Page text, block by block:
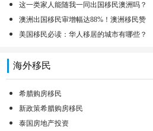
这一类家人能随我一同出国移民澳洲吗？
澳洲出国移民审增幅达88%！澳洲移民赞
美国移民必读：华人移居的城市有哪些？
海外移民
希腊购房移民
新政策希腊购房移民
泰国房地产投资